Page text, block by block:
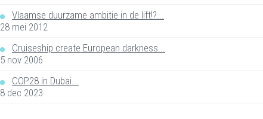
Vlaamse duurzame ambitie in de lift!?...
28 mei 2012
Cruiseship create European darkness...
5 nov 2006
COP28 in Dubai...
8 dec 2023